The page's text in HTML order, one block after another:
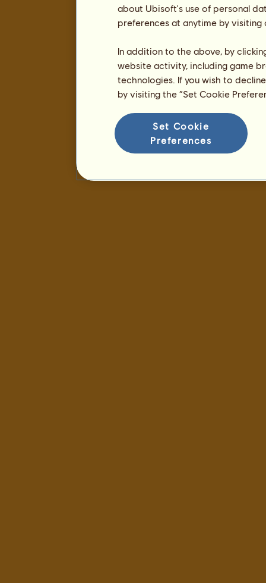
about Ubisoft's use of personal
preferences at anytime by
In addition to the above, by
website activity, including game
technologies. If you wish to
by visiting the “Set Cookie
Set Cookie
Preferences